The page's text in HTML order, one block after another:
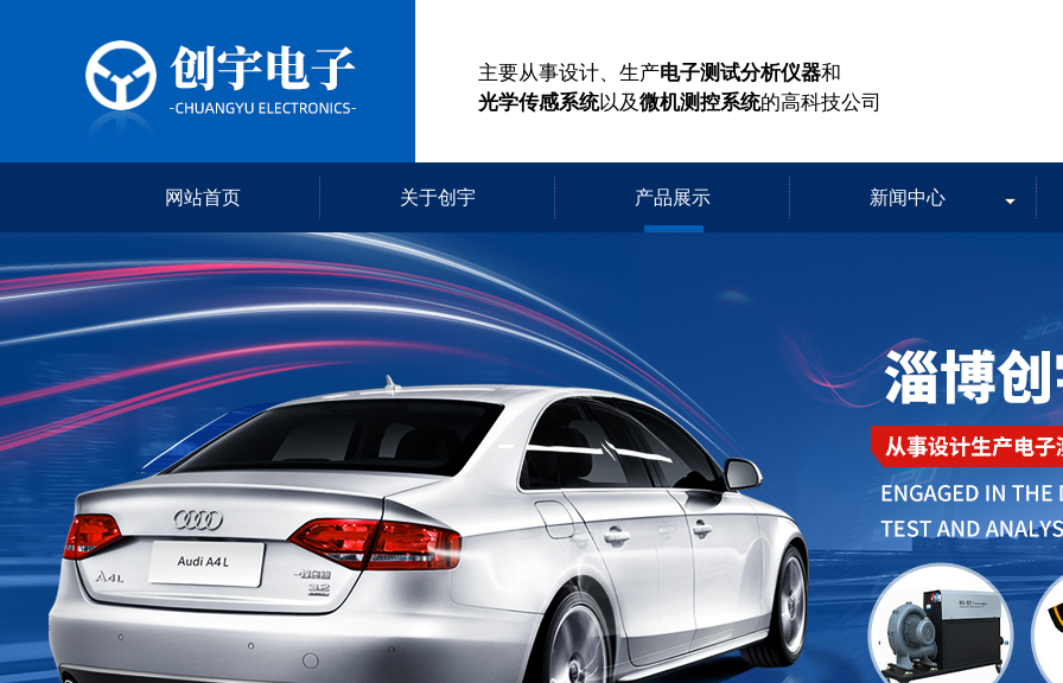
主要从事设计、生产电子测试分析仪器和
光学传感系统以及微机测控系统的高科技公司
网站首页 关于创宇 产品展示 新闻中心